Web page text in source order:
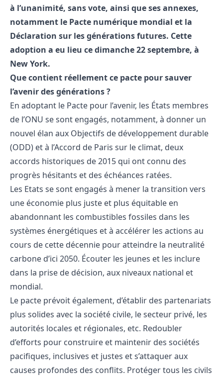
à l’unanimité, sans vote, ainsi que ses annexes,
notamment le Pacte numérique mondial et la
Déclaration sur les générations futures. Cette
adoption a eu lieu ce dimanche 22 septembre, à
New York.
Que contient réellement ce pacte pour sauver
l’avenir des générations ?
En adoptant le Pacte pour l’avenir, les États membres
de l’ONU se sont engagés, notamment, à donner un
nouvel élan aux Objectifs de développement durable
(ODD) et à l’Accord de Paris sur le climat, deux
accords historiques de 2015 qui ont connu des
progrès hésitants et des échéances ratées.
Les Etats se sont engagés à mener la transition vers
une économie plus juste et plus équitable en
abandonnant les combustibles fossiles dans les
systèmes énergétiques et à accélérer les actions au
cours de cette décennie pour atteindre la neutralité
carbone d’ici 2050. Écouter les jeunes et les inclure
dans la prise de décision, aux niveaux national et
mondial.
Le pacte prévoit également, d’établir des partenariats
plus solides avec la société civile, le secteur privé, les
autorités locales et régionales, etc. Redoubler
d’efforts pour construire et maintenir des sociétés
pacifiques, inclusives et justes et s’attaquer aux
causes profondes des conflits. Protéger tous les civils